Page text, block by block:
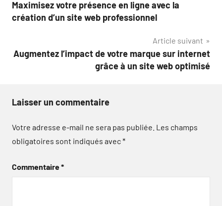
de
Maximisez votre présence en ligne avec la
création d’un site web professionnel
Article suivant
Augmentez l’impact de votre marque sur internet
grâce à un site web optimisé
Laisser un commentaire
Votre adresse e-mail ne sera pas publiée. Les champs
obligatoires sont indiqués avec*
Commentaire*